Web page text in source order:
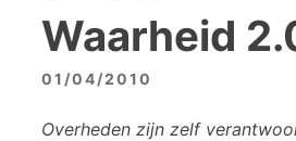
Waarheid
01/04/2010
Overheden zijn zelf